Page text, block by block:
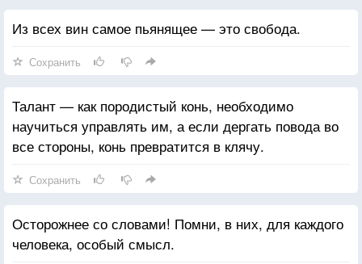
Из всех вин самое пьянящее — это свобода.
Сохранить
Талант — как породистый конь, необходимо
научиться управлять им, а если дергать повода во
все стороны, конь превратится в клячу.
Сохранить
Осторожнее со словами! Помни, в них, для каждого
человека, особый смысл.